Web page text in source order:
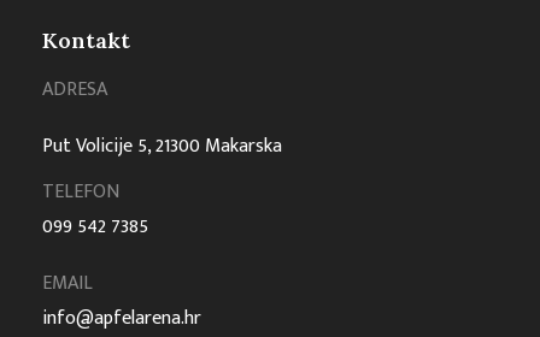
Kontakt
ADRESA
Put Volicije 5, 21300 Makarska
TELEFON
099 542 7385
EMAIL
info@apfelarena.hr